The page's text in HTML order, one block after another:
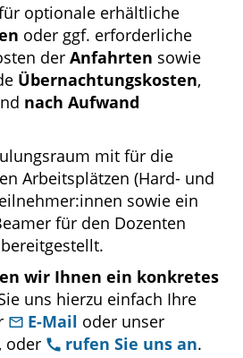
optionale erhältliche
oder ggf. erforderliche
der Anfahrten sowie
Übernachtungskosten,
nach Aufwand
mit für die
Arbeitsplätzen (Hard- und
sowie ein
für den Dozenten
wir Ihnen ein konkretes
uns hierzu einfach Ihre
E-Mail oder unser
, oder rufen Sie uns an.